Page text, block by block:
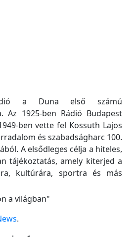
a Duna első számú
Az 1925-ben Rádió Budapest
ben vette fel Kossuth Lajos
és szabadságharc 100.
A elsődleges célja a hiteles,
tájékoztatás, amely kiterjed a
kultúrára, sportra és más
a világban"
.